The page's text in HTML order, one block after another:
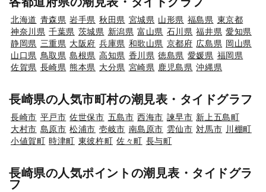
北海道 青森県 岩手県 秋田県 宮城県 山形県 福島県 東京都
神奈川県 千葉県 茨城県 新潟県 富山県 石川県 福井県 愛知県
静岡県 三重県 大阪府 兵庫県 和歌山県 京都府 広島県 岡山県
山口県 鳥取県 島根県 高知県 香川県 徳島県 愛媛県 福岡県
佐賀県 長崎県 熊本県 大分県 宮崎県 鹿児島県 沖縄県
長崎県の人気市町村の潮見表・タイドグラフ
長崎市 平戸市 佐世保市 五島市 西海市 諫早市 新上五島町
大村市 島原市 松浦市 壱岐市 南島原市 雲仙市 対馬市 川棚町
小値賀町 時津町 東彼杵町 佐々町 長与町
長崎県の人気ポイントの潮見表・タイドグラ
フ